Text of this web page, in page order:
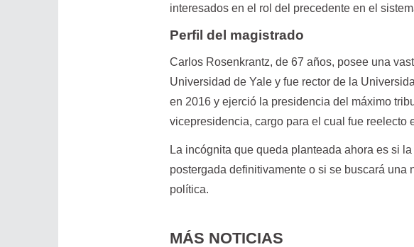
interesados en el rol del precedente en el
Perfil del magistrado
Carlos Rosenkrantz, de 67 años, posee una
Universidad de Yale y fue rector de la
en 2016 y ejerció la presidencia del máximo
vicepresidencia, cargo para el cual fue reelecto
La incógnita que queda planteada ahora es si
postergada definitivamente o si se buscará
política.
MÁS NOTICIAS